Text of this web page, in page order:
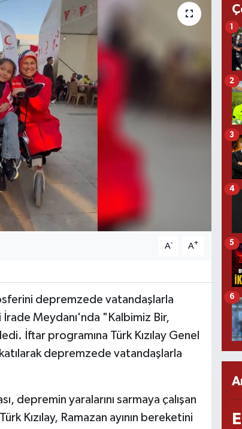
A- A+
depremzede vatandaşlarla
İrade Meydanı'nda "Kalbimiz Bir,
İftar programına Türk Kızılay Genel
depremzede vatandaşlarla
depremin yaralarını sarmaya çalışan
Kızılay, Ramazan ayının bereketini
1
2
3
4
5
6